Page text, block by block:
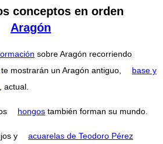
conceptos en orden
Aragón
sobre Aragón recorriendo
te mostrarán un Aragón antiguo,
base y
, actual.
hongos también forman su mundo.
y
acuarelas de Teodoro Pérez